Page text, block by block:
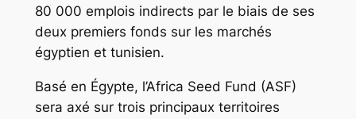
80 000 emplois indirects par le biais de ses
deux premiers fonds sur les marchés
égyptien et tunisien.
Basé en Égypte, l’Africa Seed Fund (ASF)
sera axé sur trois principaux territoires